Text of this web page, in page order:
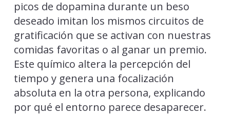
picos de dopamina durante un beso
deseado imitan los mismos circuitos de
gratificación que se activan con nuestras
comidas favoritas o al ganar un premio.
Este químico altera la percepción del
tiempo y genera una focalización
absoluta en la otra persona, explicando
por qué el entorno parece desaparecer.